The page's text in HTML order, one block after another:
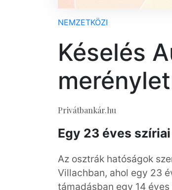
NEMZETKÖZI
Késelés
Privátbankár.hu
Egy 23 éves
Az osztrák hatóságok
Villachban, ahol egy 23
támadásban egy 14